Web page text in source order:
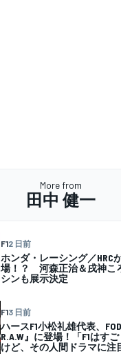
More from
田中 健一
F12 日前
ホンダ・レーシング／HRC
場！？ 河森正治＆戌神こ
シンも展示決定
F13 日前
ハースF1小松礼雄代表、
R.A.W』に登場！「F1はす
けど、その人間ドラマに注